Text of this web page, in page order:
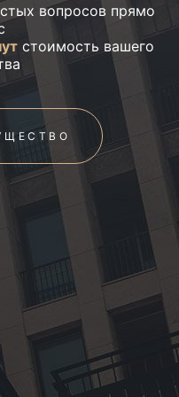
вопросов прямо
стоимость вашего